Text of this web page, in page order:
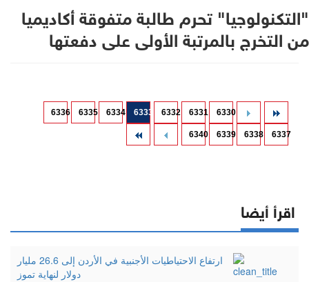
"التكنولوجيا" تحرم طالبة متفوقة أكاديميا
من التخرج بالمرتبة الأولى على دفعتها
6330
6331
6332
6333
6334
6335
6336
6337
6338
6339
6340
اقرأ أيضا
ارتفاع الاحتياطيات الأجنبية في الأردن إلى 26.6 مليار
دولار لنهاية تموز